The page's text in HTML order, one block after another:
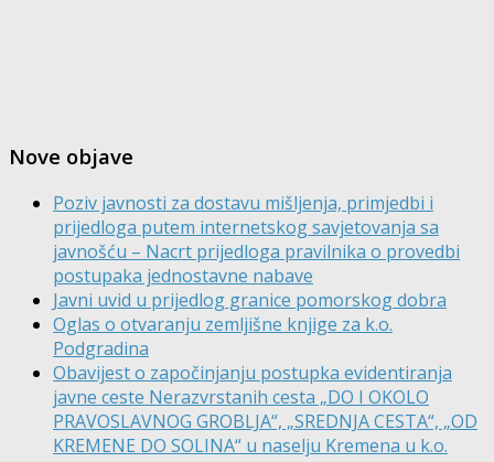
Nove objave
Poziv javnosti za dostavu mišljenja, primjedbi i
prijedloga putem internetskog savjetovanja sa
javnošću – Nacrt prijedloga pravilnika o provedbi
postupaka jednostavne nabave
Javni uvid u prijedlog granice pomorskog dobra
Oglas o otvaranju zemljišne knjige za k.o.
Podgradina
Obavijest o započinjanju postupka evidentiranja
javne ceste Nerazvrstanih cesta „DO I OKOLO
PRAVOSLAVNOG GROBLJA“, „SREDNJA CESTA“, „OD
KREMENE DO SOLINA“ u naselju Kremena u k.o.